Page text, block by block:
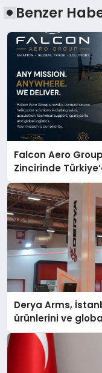
Benzer
Falcon Aero
Zincirinde
Derya Arms,
ürünlerini ve